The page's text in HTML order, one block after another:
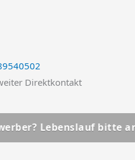
Direktkontakt
bitte an